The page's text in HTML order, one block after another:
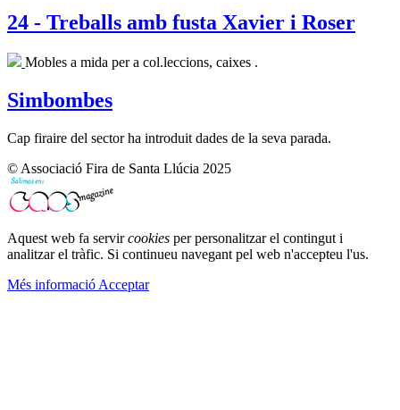
24 - Treballs amb fusta Xavier i Roser
Mobles a mida per a col.leccions, caixes .
Simbombes
Cap firaire del sector ha introduit dades de la seva parada.
© Associació Fira de Santa Llúcia 2025
Aquest web fa servircookies per personalitzar el contingut i
analitzar el tràfic. Si continueu navegant pel web n'accepteu l'us.
Més informació Acceptar